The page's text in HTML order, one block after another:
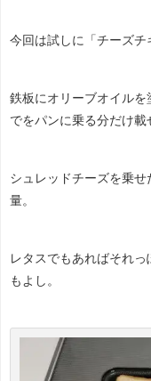
今回は試しに「チーズチ
鉄板にオリーブオイル
でをパンに乗る分だけ載
シュレッドチーズを乗
量。
レタスでもあればそれ
もよし。